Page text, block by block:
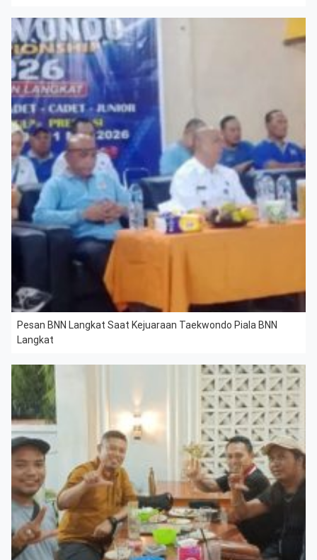
Pesan BNN Langkat Saat Kejuaraan Taekwondo Piala BNN
Langkat